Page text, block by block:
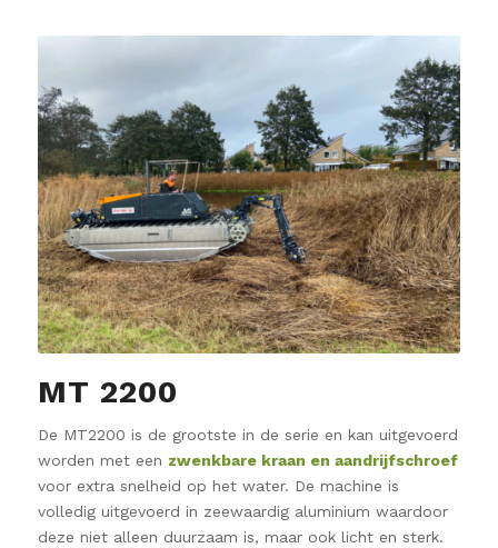
MT 2200
De MT2200 is de grootste in de serie en kan uitgevoerd
worden met een zwenkbare kraan en aandrijfschroef
voor extra snelheid op het water. De machine is
volledig uitgevoerd in zeewaardig aluminium waardoor
deze niet alleen duurzaam is, maar ook licht en sterk.